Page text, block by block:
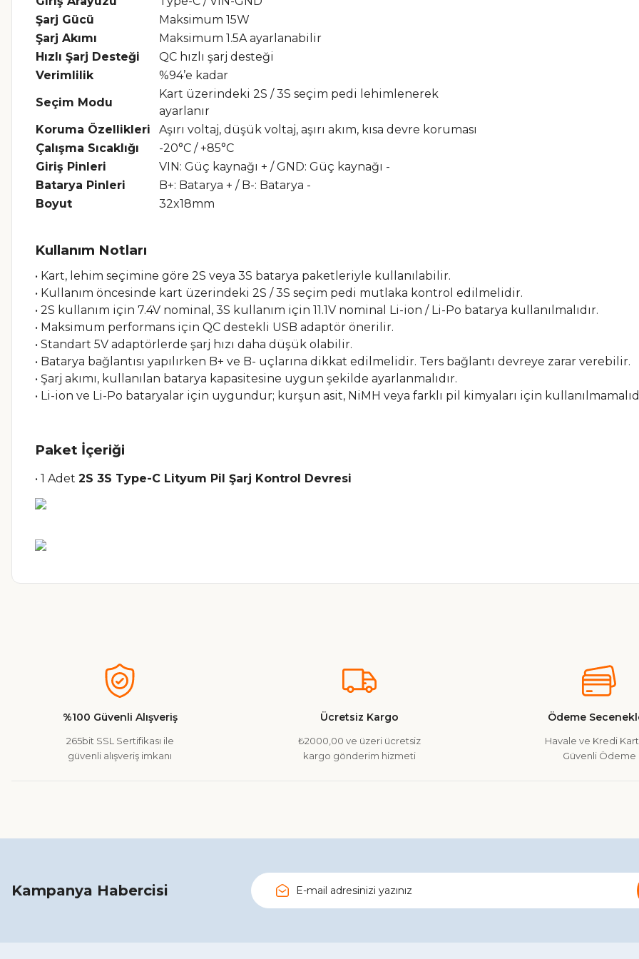
Şarj Gücü
Maksimum 15W
Şarj Akımı
Maksimum 1.5A ayarlanabilir
Hızlı Şarj Desteği
QC hızlı şarj desteği
Verimlilik
%94’e kadar
Seçim Modu
Kart üzerindeki 2S / 3S seçim pedi lehimlenerek
ayarlanır
Koruma Özellikleri
Aşırı voltaj, düşük voltaj, aşırı akım, kısa devre koruması
Çalışma Sıcaklığı
-20°C / +85°C
Giriş Pinleri
VIN: Güç kaynağı + / GND: Güç kaynağı -
Batarya Pinleri
B+: Batarya + / B-: Batarya -
Boyut
32x18mm
Kullanım Notları
• Kart, lehim seçimine göre 2S veya 3S batarya paketleriyle kullanılabilir.
• Kullanım öncesinde kart üzerindeki 2S / 3S seçim pedi mutlaka kontrol edilmelidir.
• 2S kullanım için 7.4V nominal, 3S kullanım için 11.1V nominal Li-ion / Li-Po batarya kullanılmalıdır.
• Maksimum performans için QC destekli USB adaptör önerilir.
• Standart 5V adaptörlerde şarj hızı daha düşük olabilir.
• Batarya bağlantısı yapılırken B+ ve B- uçlarına dikkat edilmelidir. Ters bağlantı devreye zarar verebilir.
• Şarj akımı, kullanılan batarya kapasitesine uygun şekilde ayarlanmalıdır.
• Li-ion ve Li-Po bataryalar için uygundur; kurşun asit, NiMH veya farklı pil kimyaları için
Paket İçeriği
• 1 Adet 2S 3S Type-C Lityum Pil Şarj Kontrol Devresi
Ürün resmi kalitesiz, bozuk veya görüntülenemiyor.
Ürün bilgilerinde hatalar bulunuyor.
Ürün fiyatı diğer sitelerden daha pahalı.
%100 Güvenli Alışveriş
265bit SSL Sertifikası ile
güvenli alışveriş imkanı
Ücretsiz Kargo
₺2000,00 ve üzeri ücretsiz
kargo gönderim hizmeti
Ödeme
Havale ve Kredi
Güvenli Ödeme
Kampanya Habercisi